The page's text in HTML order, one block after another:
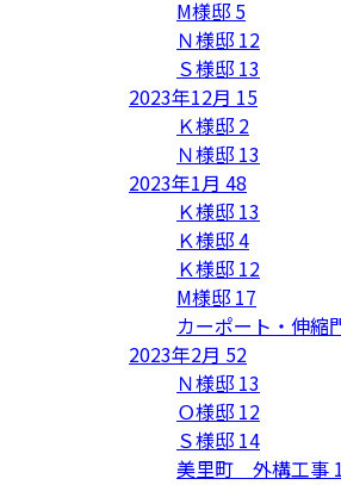
M様邸 5
Ｎ様邸 12
Ｓ様邸 13
2023年12月 15
Ｋ様邸 2
Ｎ様邸 13
2023年1月 48
Ｋ様邸 13
Ｋ様邸4
Ｋ様邸 12
M様邸 17
カーポート・伸縮
2023年2月 52
Ｎ様邸 13
Ｏ様邸 12
Ｓ様邸 14
美里町 外構工事